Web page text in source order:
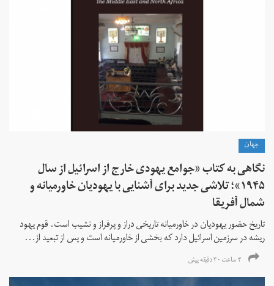
جهان
نگاهی به کتاب «جوامع یهودی خارج از اسرائیل از سال
۱۹۴۵»؛ تلاشی جدید برای آشنایی با یهودیان خاورمیانه و
شمال آفریقا
تاریخ حضور یهودیان در خاورمیانه تاریخی دراز و پرفراز و نشیب است. قوم یهود
ریشه در سرزمین اسرائیل دارد که بخشی از خاورمیانه است و پس از تبعید از...
۴ ساعت ۳۰ دقیقه پیش